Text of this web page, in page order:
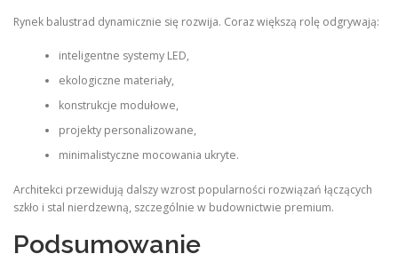
Rynek balustrad dynamicznie się rozwija. Coraz większą rolę odgrywają:
inteligentne systemy LED,
ekologiczne materiały,
konstrukcje modułowe,
projekty personalizowane,
minimalistyczne mocowania ukryte.
Architekci przewidują dalszy wzrost popularności rozwiązań łączących
szkło i stal nierdzewną, szczególnie w budownictwie premium.
Podsumowanie